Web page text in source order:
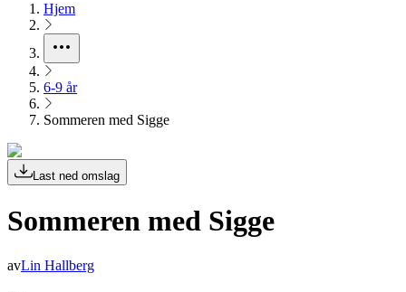
Hjem
6-9 år
Sommeren med Sigge
Last ned omslag
Sommeren med Sigge
avLin Hallberg